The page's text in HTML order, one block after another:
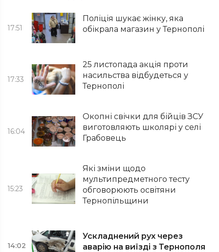
17:51
Поліція шукає жінку, яка
обікрала магазин у Тернополі
17:33
25 листопада акція проти
насильства відбудеться у
Тернополі
16:04
Окопні свічки для бійців ЗСУ
виготовляють школярі у селі
Грабовець
15:23
Які зміни щодо
мультипредметного тесту
обговорюють освітяни
Тернопільщини
14:02
Ускладнений рух через
аварію на виїзді з Тернополя